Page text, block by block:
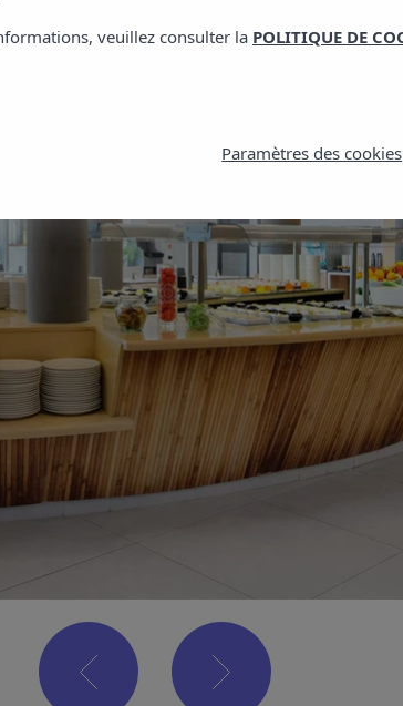
veuillez consulter la POLITIQUE DE
Paramètres des cookies